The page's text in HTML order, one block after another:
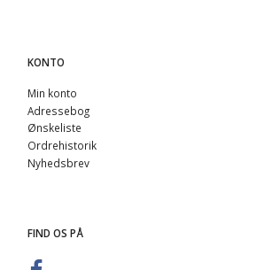
KONTO
Min konto
Adressebog
Ønskeliste
Ordrehistorik
Nyhedsbrev
FIND OS PÅ